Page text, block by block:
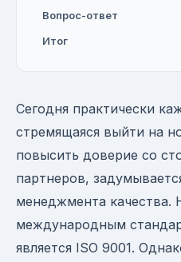
Вопрос-ответ
Итог
Сегодня практически
стремящаяся выйти на
повысить доверие со
партнеров,
менеджмента качества.
международным
является ISO 9001.